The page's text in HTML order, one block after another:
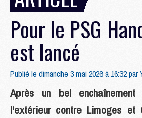
Pour le PSG
est lancé
Publié le dimanche 3 mai 2026 à 16:32 par
Après un bel
l'extérieur contre Limoges et